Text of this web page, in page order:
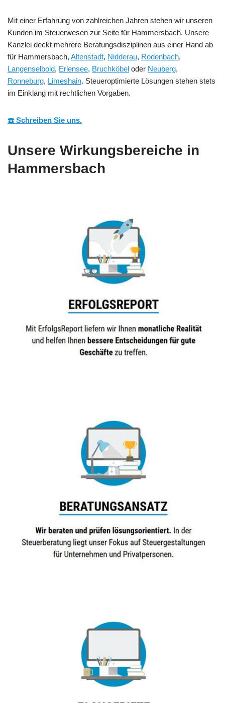
Mit einer Erfahrung von zahlreichen Jahren stehen wir unseren
Kunden im Steuerwesen zur Seite für Hammersbach. Unsere
Kanzlei deckt mehrere Beratungsdisziplinen aus einer Hand ab
für Hammersbach, Altenstadt, Nidderau, Rodenbach,
Langenselbold, Erlensee, Bruchköbel oder Neuberg,
Ronneburg, Limeshain. Steueroptimierte Lösungen stehen stets
im Einklang mit rechtlichen Vorgaben.
☎️ Schreiben Sie uns.
Unsere Wirkungsbereiche in
Hammersbach